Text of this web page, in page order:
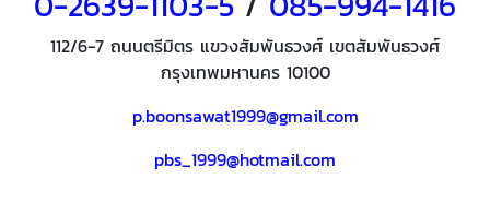
112/6-7 ถนนตรีมิตร แขวงสัมพันธวงศ์ เขตสัมพันธวงศ์
กรุงเทพมหานคร 10100
p.boonsawat1999@gmail.com
pbs_1999@hotmail.com